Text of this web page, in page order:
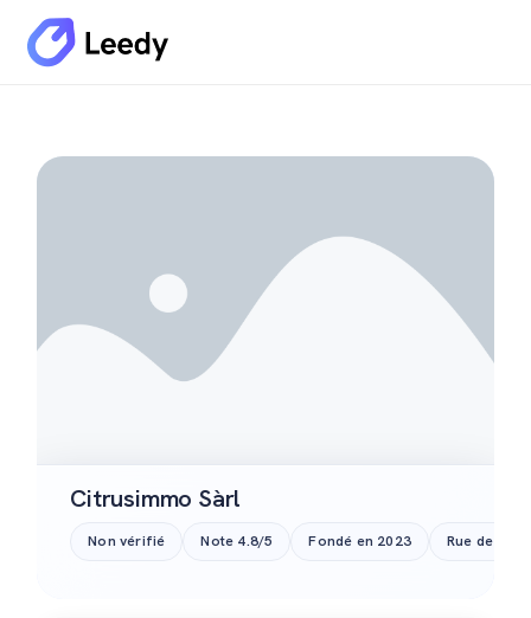
Citrusimmo Sàrl
Non vérifié Note 4.8/5 Fondé en 2023 Rue de